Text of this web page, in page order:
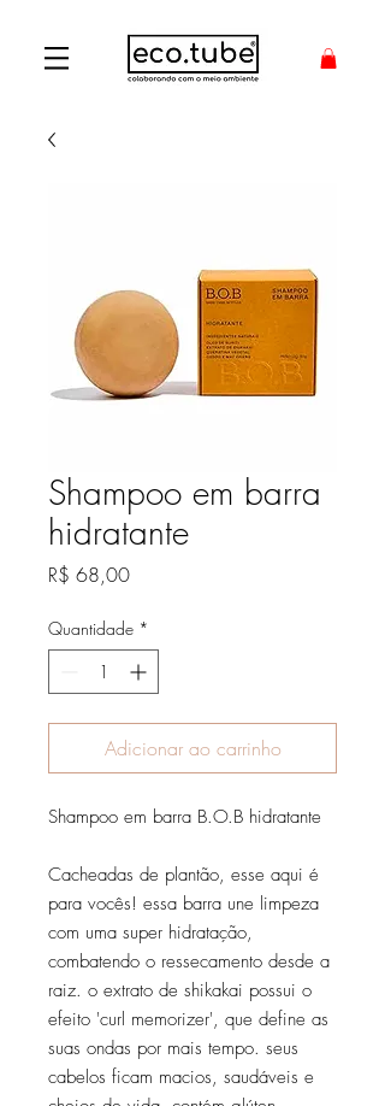
Shampoo em barra
hidratante
R$ 68,00Preço
Quantidade *
Adicionar ao carrinho
Shampoo em barra B.O.B hidratante
Cacheadas de plantão, esse aqui é
para vocês! essa barra une limpeza
com uma super hidratação,
combatendo o ressecamento desde a
raiz. o extrato de shikakai possui o
efeito 'curl memorizer', que define as
suas ondas por mais tempo. seus
cabelos ficam macios, saudáveis e